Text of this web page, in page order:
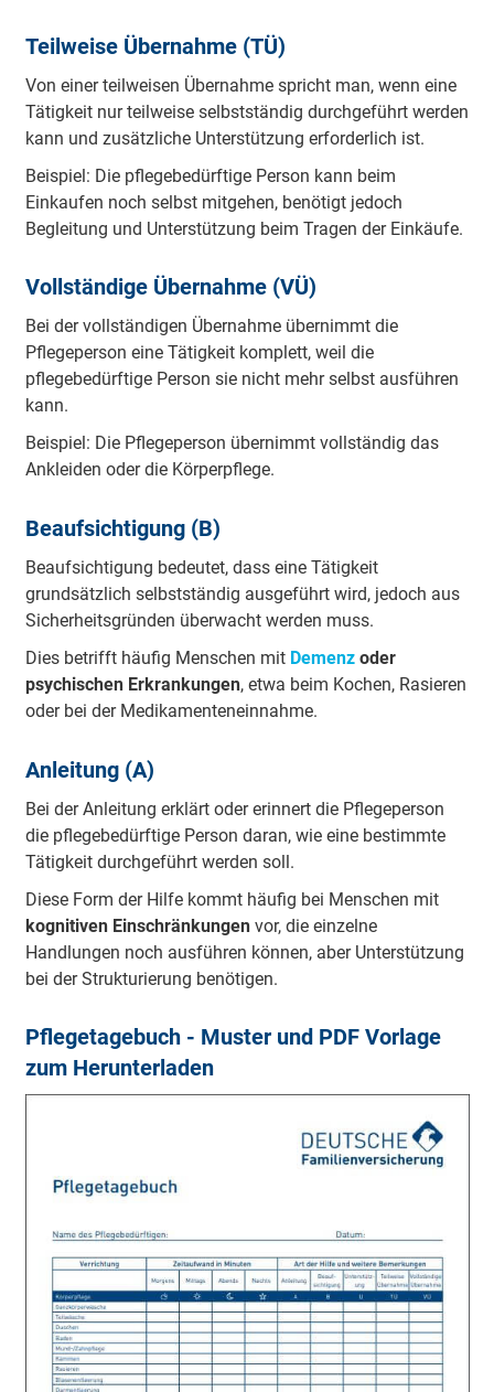
Teilweise Übernahme (TÜ)
Von einer teilweisen Übernahme spricht man, wenn eine
Tätigkeit nur teilweise selbstständig durchgeführt werden
kann und zusätzliche Unterstützung erforderlich ist.
Beispiel: Die pflegebedürftige Person kann beim
Einkaufen noch selbst mitgehen, benötigt jedoch
Begleitung und Unterstützung beim Tragen der Einkäufe.
Vollständige Übernahme (VÜ)
Bei der vollständigen Übernahme übernimmt die
Pflegeperson eine Tätigkeit komplett, weil die
pflegebedürftige Person sie nicht mehr selbst ausführen
kann.
Beispiel: Die Pflegeperson übernimmt vollständig das
Ankleiden oder die Körperpflege.
Beaufsichtigung (B)
Beaufsichtigung bedeutet, dass eine Tätigkeit
grundsätzlich selbstständig ausgeführt wird, jedoch aus
Sicherheitsgründen überwacht werden muss.
Dies betrifft häufig Menschen mit Demenz oder
psychischen Erkrankungen, etwa beim Kochen, Rasieren
oder bei der Medikamenteneinnahme.
Anleitung (A)
Bei der Anleitung erklärt oder erinnert die Pflegeperson
die pflegebedürftige Person daran, wie eine bestimmte
Tätigkeit durchgeführt werden soll.
Diese Form der Hilfe kommt häufig bei Menschen mit
kognitiven Einschränkungenvor, die einzelne
Handlungen noch ausführen können, aber Unterstützung
bei der Strukturierung benötigen.
Pfle­ge­ta­ge­buch - Mus­ter und PDF Vor­la­ge
zum Her­un­ter­la­den